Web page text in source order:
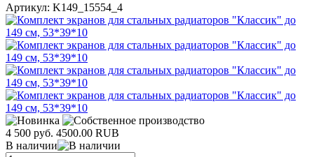
Артикул: K149_15554_4
4 500 руб. 4500.00 RUB
В наличии